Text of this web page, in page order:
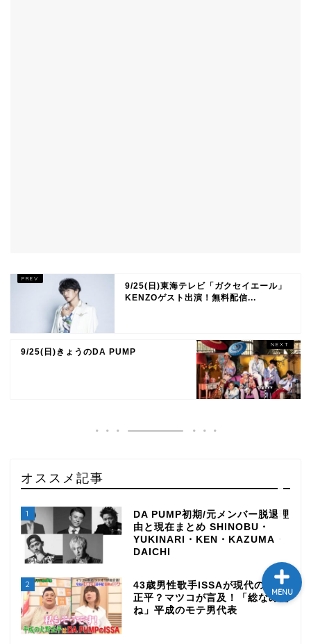
9/25(日)東海テレビ「ガクセイエール」
KENZOゲスト出演！無料配信...
9/25(日)きょうのDA PUMP
オススメ記事
1
DA PUMP初期/元メンバー脱退理
由と現在まとめ SHINOBU・
YUKINARI・KEN・KAZUMA・
DAICHI
2
43歳男性歌手ISSAが現代の火野
正平？マツコが言及！「総なめだ
ね」平成のモテ男代表
MENU
テレビ
ラジオ
メゾン・ド・ミュージック